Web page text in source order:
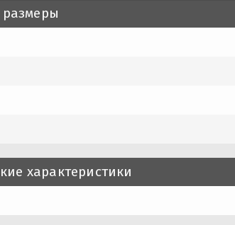
характеристики